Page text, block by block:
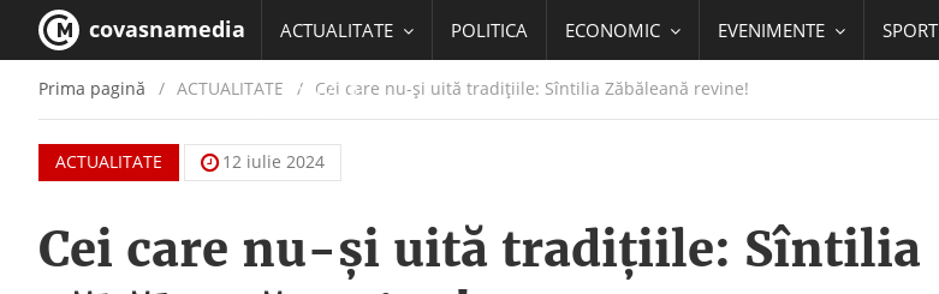
covasnamedia ACTUALITATE POLITICA ECONOMIC EVENIMENTE SPORT
EDUCATIE
Prima pagină ACTUALITATE / Cei care nu-și uită tradițiile: Sîntilia Zăbăleană revine!
ACTUALITATE 12 iulie 2024
Cei care nu-și uită tradițiile: Sîntilia